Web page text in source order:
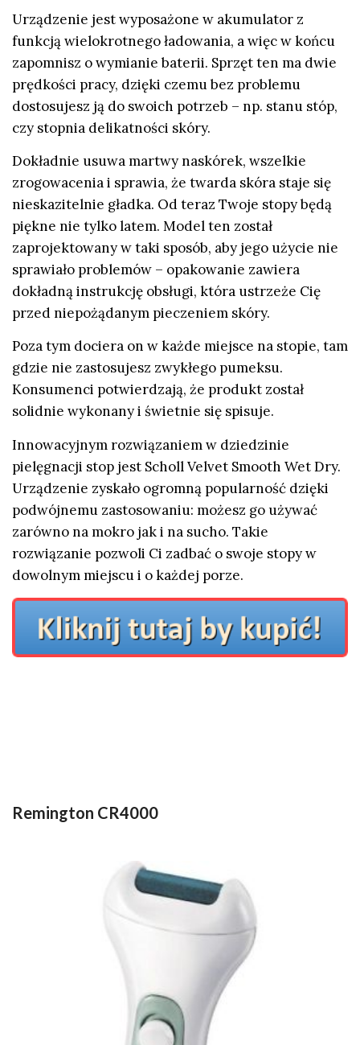
Urządzenie jest wyposażone w akumulator z
funkcją wielokrotnego ładowania, a więc w końcu
zapomnisz o wymianie baterii. Sprzęt ten ma dwie
prędkości pracy, dzięki czemu bez problemu
dostosujesz ją do swoich potrzeb – np. stanu stóp,
czy stopnia delikatności skóry.
Dokładnie usuwa martwy naskórek, wszelkie
zrogowacenia i sprawia, że twarda skóra staje się
nieskazitelnie gładka. Od teraz Twoje stopy będą
piękne nie tylko latem. Model ten został
zaprojektowany w taki sposób, aby jego użycie nie
sprawiało problemów – opakowanie zawiera
dokładną instrukcję obsługi, która ustrzeże Cię
przed niepożądanym pieczeniem skóry.
Poza tym dociera on w każde miejsce na stopie, tam
gdzie nie zastosujesz zwykłego pumeksu.
Konsumenci potwierdzają, że produkt został
solidnie wykonany i świetnie się spisuje.
Innowacyjnym rozwiązaniem w dziedzinie
pielęgnacji stop jest Scholl Velvet Smooth Wet Dry.
Urządzenie zyskało ogromną popularność dzięki
podwójnemu zastosowaniu: możesz go używać
zarówno na mokro jak i na sucho. Takie
rozwiązanie pozwoli Ci zadbać o swoje stopy w
dowolnym miejscu i o każdej porze.
Remington CR4000